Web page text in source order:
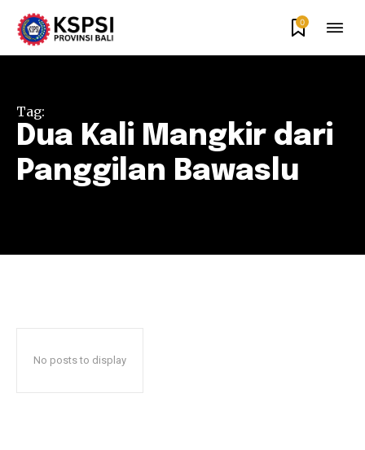
0
Tag:
Dua Kali Mangkir dari
Panggilan Bawaslu
No posts to display